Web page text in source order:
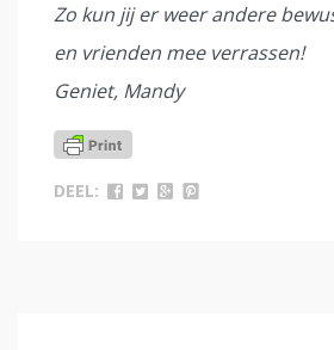
Zo kun jij er weer andere
en vrienden mee verrassen!
Geniet, Mandy
DEEL: